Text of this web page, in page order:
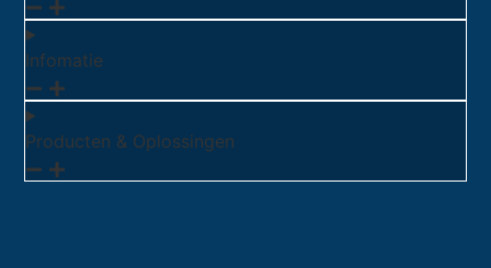
Infomatie
Producten & Oplossingen